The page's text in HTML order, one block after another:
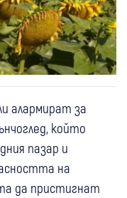
алармират за
който
пазар и
на
да пристигнат